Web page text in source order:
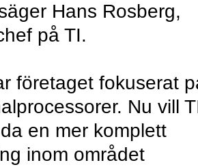
Hans Rosberg,
på TI.
företaget fokuserat
Nu vill
en mer komplett
inom området